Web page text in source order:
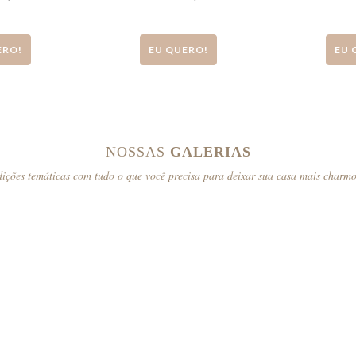
EU QUERO! EU
NOSSAS GALERIAS
temáticas com tudo o que você precisa para deixar sua casa mais